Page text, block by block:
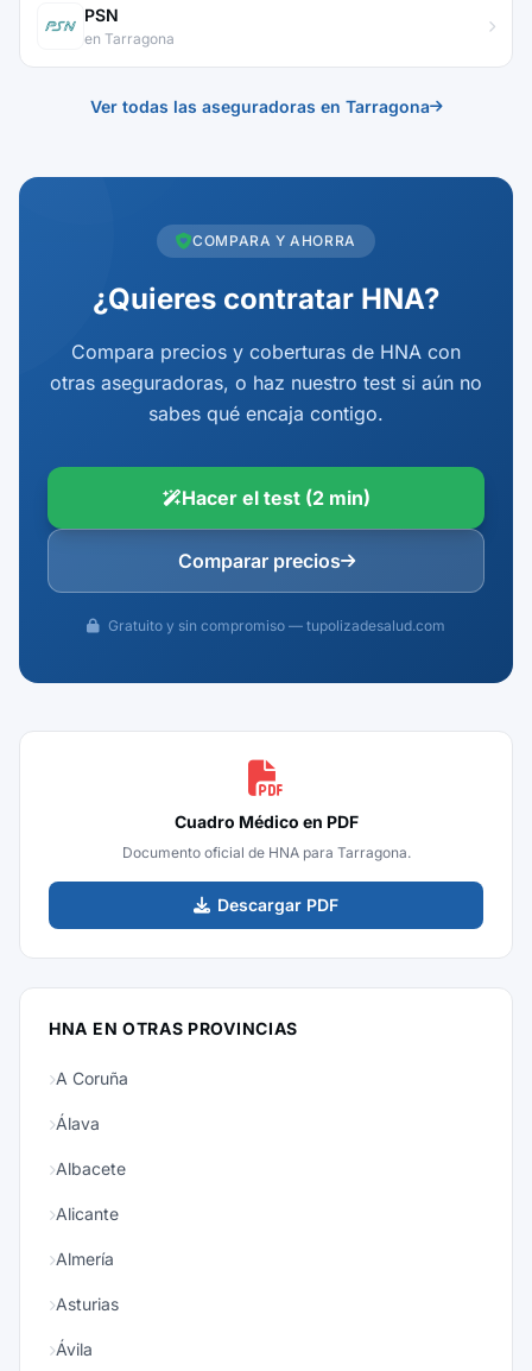
PSN
en Tarragona
Ver todas las aseguradoras en Tarragona
COMPARA Y AHORRA
¿Quieres contratar HNA?
Compara precios y coberturas de HNA con
otras aseguradoras, o haz nuestro test si aún no
sabes qué encaja contigo.
Hacer el test (2 min)
Comparar precios
Gratuito y sin compromiso — tupolizadesalud.com
Cuadro Médico en PDF
Documento oficial de HNA para Tarragona.
Descargar PDF
HNA EN OTRAS PROVINCIAS
A Coruña
Álava
Albacete
Alicante
Almería
Asturias
Ávila